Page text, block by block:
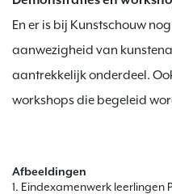
En er is bij Kunstschouw
aanwezigheid van
aantrekkelijk onderdeel.
workshops die begeleid
Afbeeldingen
1. Eindexamenwerk leerlingen